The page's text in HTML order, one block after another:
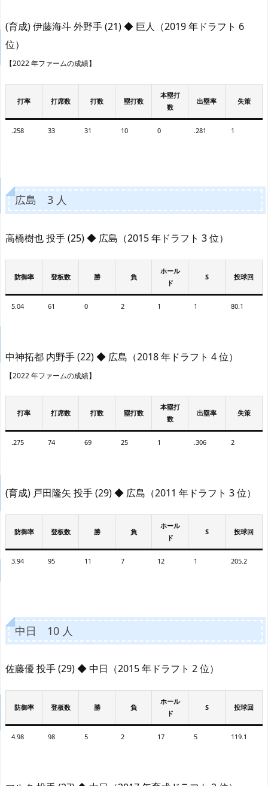
(育成) 伊藤海斗 外野手 (21) ◆ 巨人（2019 年ドラフト 6
位）
【2022 年ファームの成績】
打率 打席数 打数 塁打数
本塁打
数
出塁率 失策
.258 33 31 10 0 .281 1
広島 3 人
高橋樹也 投手 (25) ◆ 広島（2015 年ドラフト 3 位）
防御率 登板数 勝 負
ホール
ド
S 投球回
5.04 61 0 2 1 1 80.1
中神拓都 内野手 (22) ◆ 広島（2018 年ドラフト 4 位）
【2022 年ファームの成績】
打率 打席数 打数 塁打数
本塁打
数
出塁率 失策
.275 74 69 25 1 .306 2
(育成) 戸田隆矢 投手 (29) ◆ 広島（2011 年ドラフト 3 位）
防御率 登板数 勝 負
ホール
ド
S 投球回
3.94 95 11 7 12 1 205.2
中日 10 人
佐藤優 投手 (29) ◆ 中日（2015 年ドラフト 2 位）
防御率 登板数 勝 負
ホール
ド
S 投球回
4.98 98 5 2 17 5 119.1